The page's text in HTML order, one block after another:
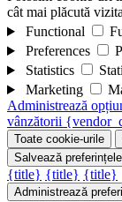
cât mai plăcută
Functional
Preferences
Statistics
Marketing
Administrează
vânzătorii
Toate cookie-urile
Salvează preferințele
{title} {title} {title}
Administrează